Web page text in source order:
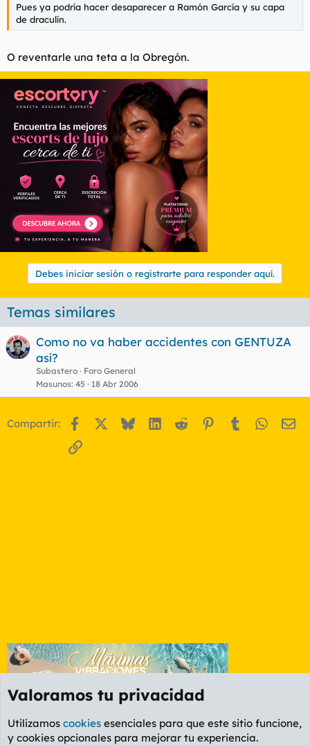
Pues ya podría hacer desaparecer a Ramón García y su capa
de draculín.
O reventarle una teta a la Obregón.
Debes iniciar sesión o registrarte para responder aquí.
Temas similares
Como no va haber accidentes con GENTUZA
así?
Subastero
Foro General
Masunos 45 18 Abr 2006
Compartir: Facebook BlueskyLinkedIn
Reddit Pinterest
Tumblr
Enlace
Foro General
Valoramos tu privacidad
Utilizamos cookies esenciales para que este sitio funcione,
y cookies opcionales para mejorar tu experiencia.